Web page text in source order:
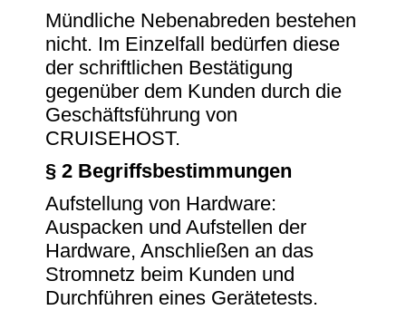
Mündliche Nebenabreden bestehen
nicht. Im Einzelfall bedürfen diese
der schriftlichen Bestätigung
gegenüber dem Kunden durch die
Geschäftsführung von
CRUISEHOST.
§ 2 Begriffsbestimmungen
Aufstellung von Hardware:
Auspacken und Aufstellen der
Hardware, Anschließen an das
Stromnetz beim Kunden und
Durchführen eines Gerätetests.